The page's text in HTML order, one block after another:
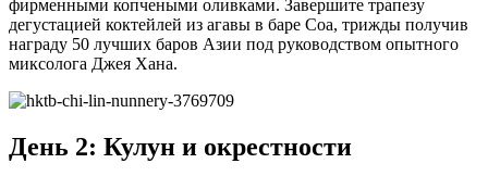
фирменными копчеными оливками. Завершите трапезу
дегустацией коктейлей из агавы в баре Coa, трижды получив
награду 50 лучших баров Азии под руководством опытного
миксолога Джея Хана.
День 2: Кулун и окрестности